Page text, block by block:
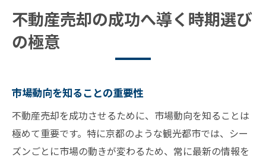
過去のデータから学ぶ売却時期
季節ごとの不動産市場動向を活かした売却戦略
春の新生活シーズンに向けた準備
秋の穏やかな気候を活かした魅力的な内覧
冬のボーナスシーズンの買い手心理
季節による内覧数の変動を理解する
市場のトレンドに合わせた柔軟な戦略
不動産売却の成功へ導く時期選び
の極意
市場動向を知ることの重要性
不動産売却を成功させるために、市場動向を知ることは
極めて重要です。特に京都のような観光都市では、シー
ズンごとに市場の動きが変わるため、常に最新の情報を